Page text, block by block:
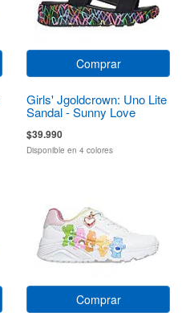
Comprar
Girls' Jgoldcrown: Uno Lite
Sandal - Sunny Love
$39.990
Disponible en 4 colores
Comprar